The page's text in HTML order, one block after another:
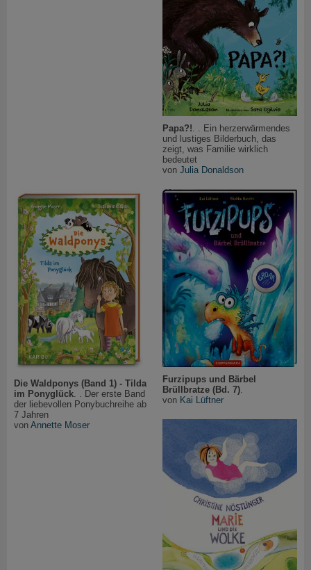
Papa?! . . Ein herzerwärmendes
und lustiges Bilderbuch, das
zeigt, was Familie wirklich
bedeutet
von Julia Donaldson
Die Waldponys (Band 1) - Tilda
im Ponyglück . . Der erste Band
der liebevollen Ponybuchreihe ab
7 Jahren
von Annette Moser
Furzipups und Bärbel
Brüllbratze (Bd. 7).
von Kai Lüftner